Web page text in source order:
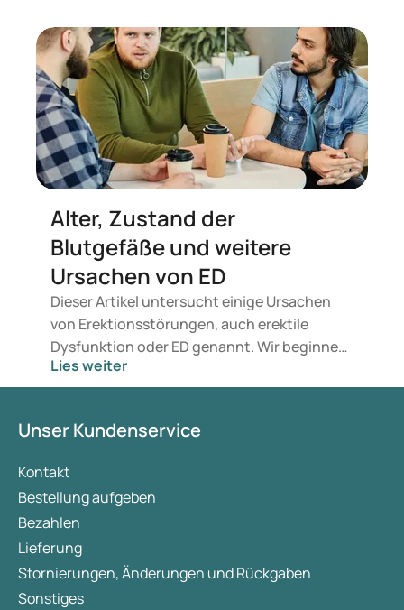
beeinflusst wird, hat dies auch einen Impact
auf Beziehungen, die auf Verbindlichkeit,
Kommunikation, Ehrlichkeit, Verantwortung
und Vertrauen beruhen. Lesen Sie weiter und
erfahren Sie, wie Sie diese
Herausforderungen gemeinsam bewältigen.
Alter, Zustand der
Blutgefäße und weitere
Ursachen von ED
Dieser Artikel untersucht einige Ursachen
von Erektionsstörungen, auch erektile
Dysfunktion oder ED genannt. Wir beginnen
bei der Frage, was das Alter und der Zustand
der Blutgefäße mit der Entstehung von
Anschließend betrachten wir mögliche
Erektionsstörungen.
Lies weiter
Unser Kundenservice
Kontakt
Bestellung aufgeben
Bezahlen
Lieferung
Stornierungen, Änderungen und Rückgaben
Sonstiges